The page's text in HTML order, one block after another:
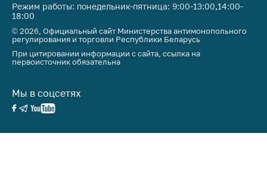
Режим работы: понедельник-пятница: 9:00-13:00,14:00-
18:00
© 2026, Официальный сайт Министерства антимонопольного
регулирования и торговли Республики Беларусь
При цитировании информации с сайта, ссылка на
первоисточник обязательна
Мы в соцсетях